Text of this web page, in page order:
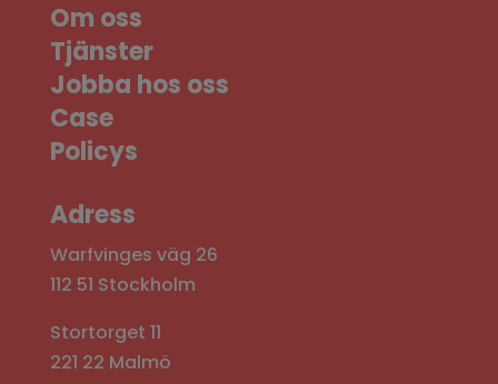
Om oss
Tjänster
Jobba hos oss
Case
Policys
Adress
Warfvinges väg 26
112 51 Stockholm
Stortorget 11
221 22 Malmö